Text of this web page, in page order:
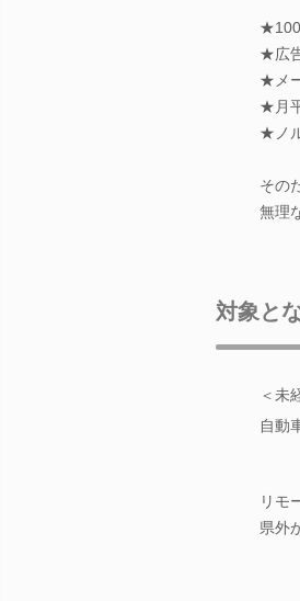
★100
★広
★メ
★月
★ノ
その
無理
対象と
＜未
自動
リモ
県外